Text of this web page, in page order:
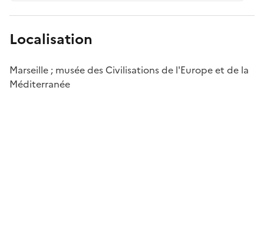
Localisation
Marseille ; musée des Civilisations de l'Europe et de la
Méditerranée